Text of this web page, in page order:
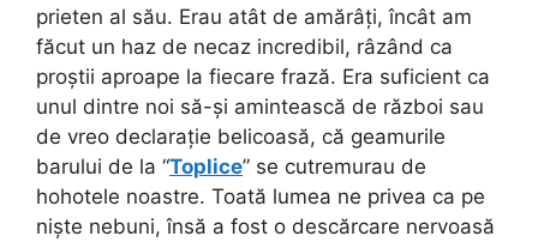
prieten al său. Erau atât de amărâți, încât am
făcut un haz de necaz incredibil, râzând ca
proștii aproape la fiecare frază. Era suficient ca
unul dintre noi să-și amintească de război sau
de vreo declarație belicoasă, că geamurile
barului de la “Toplice” se cutremurau de
hohotele noastre. Toată lumea ne privea ca pe
niște nebuni, însă a fost o descărcare nervoasă